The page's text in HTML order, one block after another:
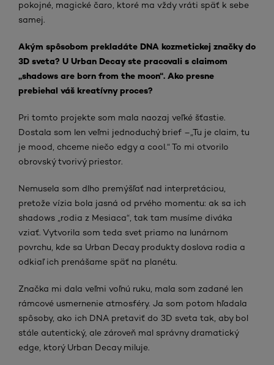
pokojné, magické čaro, ktoré ma vždy vráti späť k sebe
samej.
Akým spôsobom prekladáte DNA kozmetickej značky do
3D sveta? U Urban Decay ste pracovali s claimom
„shadows are born from the moon“. Ako presne
prebiehal váš kreatívny proces?
Pri tomto projekte som mala naozaj veľké šťastie.
Dostala som len veľmi jednoduchý brief –„Tu je claim, tu
je mood, chceme niečo edgy a cool.“ To mi otvorilo
obrovský tvorivý priestor.
Nemusela som dlho premýšľať nad interpretáciou,
pretože vízia bola jasná od prvého momentu: ak sa ich
shadows „rodia z Mesiaca“, tak tam musíme diváka
vziať. Vytvorila som teda svet priamo na lunárnom
povrchu, kde sa Urban Decay produkty doslova rodia a
odkiaľ ich prenášame späť na planétu.
Značka mi dala veľmi voľnú ruku, mala som zadané len
rámcové usmernenie atmosféry. Ja som potom hľadala
spôsoby, ako ich DNA pretaviť do 3D sveta tak, aby bol
stále autentický, ale zároveň mal správny dramatický
edge, ktorý Urban Decay miluje.